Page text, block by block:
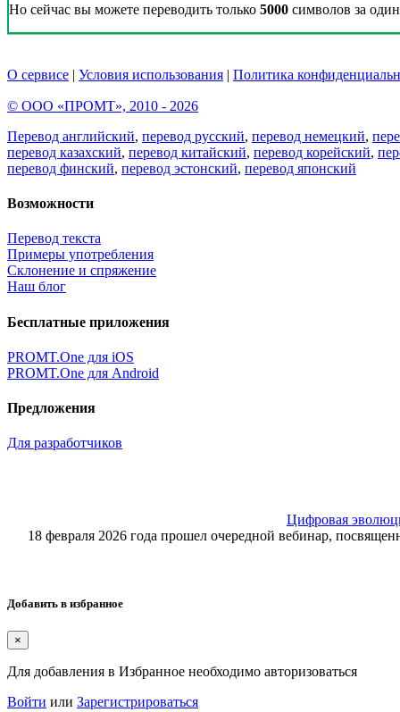
Но сейчас вы можете переводить только 5000 символов за
О сервисе | Условия использования | Политика
© ООО «ПРОМТ», 2010 - 2026
Перевод английский, перевод русский, перевод немецкий,
перевод казахский, перевод китайский, перевод корейский,
перевод финский, перевод эстонский, перевод японский
Возможности
Перевод текста
Примеры употребления
Склонение и спряжение
Наш блог
Бесплатные приложения
PROMT.One для iOS
PROMT.One для Android
Предложения
Для разработчиков
Цифровая
18 февраля 2026 года прошел очередной вебинар,
Добавить в избранное
×
Для добавления в Избранное необходимо авторизоваться
Войти или Зарегистрироваться